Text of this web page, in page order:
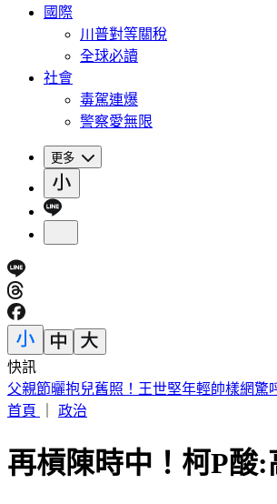
國際
川普對等關稅
全球必讀
社會
毒駕連爆
警察愛無限
更多
快訊
彰化「民進黨老將」蔡裕昌肺腺癌病逝
首頁
政治
再槓陳時中！柯P酸